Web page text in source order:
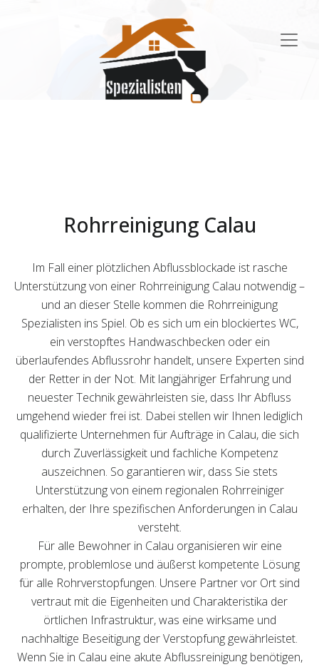
Rohrreinigung Calau
Im Fall einer plötzlichen Abflussblockade ist rasche
Unterstützung von einer Rohrreinigung Calau notwendig –
und an dieser Stelle kommen die Rohrreinigung
Spezialisten ins Spiel. Ob es sich um ein blockiertes WC,
ein verstopftes Handwaschbecken oder ein
überlaufendes Abflussrohr handelt, unsere Experten sind
der Retter in der Not. Mit langjähriger Erfahrung und
neuester Technik gewährleisten sie, dass Ihr Abfluss
umgehend wieder frei ist. Dabei stellen wir Ihnen lediglich
qualifizierte Unternehmen für Aufträge in Calau, die sich
durch Zuverlässigkeit und fachliche Kompetenz
auszeichnen. So garantieren wir, dass Sie stets
Unterstützung von einem regionalen Rohrreiniger
erhalten, der Ihre spezifischen Anforderungen in Calau
versteht.
Für alle Bewohner in Calau organisieren wir eine
prompte, problemlose und äußerst kompetente Lösung
für alle Rohrverstopfungen. Unsere Partner vor Ort sind
vertraut mit die Eigenheiten und Charakteristika der
örtlichen Infrastruktur, was eine wirksame und
nachhaltige Beseitigung der Verstopfung gewährleistet.
Wenn Sie in Calau eine akute Abflussreinigung benötigen,